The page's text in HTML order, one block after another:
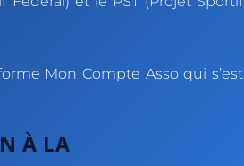
Mon Compte Asso qui s’est
À LA